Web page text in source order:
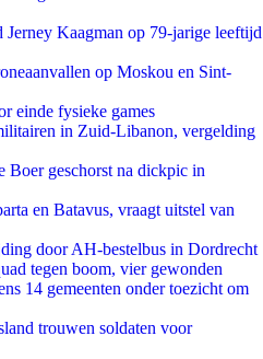
Kaagman op 79-jarige leeftijd
op Moskou en Sint-
einde fysieke games
in Zuid-Libanon, vergelding
Boer geschorst na dickpic in
en Batavus, vraagt uitstel van
door AH-bestelbus in Dordrecht
tegen boom, vier gewonden
14 gemeenten onder toezicht om
trouwen soldaten voor